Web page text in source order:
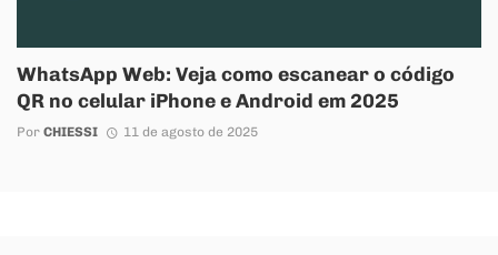
WhatsApp Web: Veja como escanear o código
QR no celular iPhone e Android em 2025
Por CHIESSI 11 de agosto de 2025